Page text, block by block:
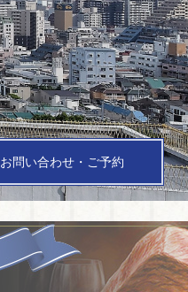
お問い合わせ・ご予約